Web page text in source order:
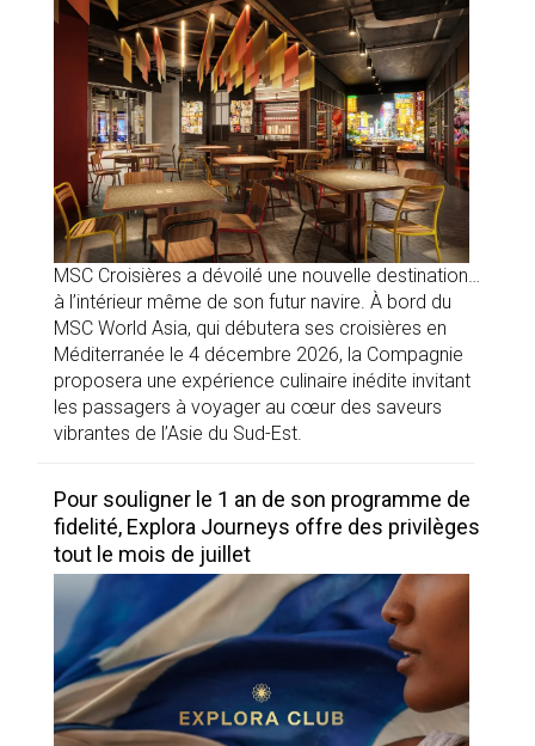
MSC Croisières a dévoilé une nouvelle destination…
à l’intérieur même de son futur navire. À bord du
MSC World Asia, qui débutera ses croisières en
Méditerranée le 4 décembre 2026, la Compagnie
proposera une expérience culinaire inédite invitant
les passagers à voyager au cœur des saveurs
vibrantes de l’Asie du Sud-Est.
Pour souligner le 1 an de son programme de
fidelité, Explora Journeys offre des privilèges
tout le mois de juillet